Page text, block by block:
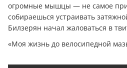
огромные мышцы — не самое
собираешься устраивать
Билзерян начал жаловаться в
«Моя жизнь до велосипедной